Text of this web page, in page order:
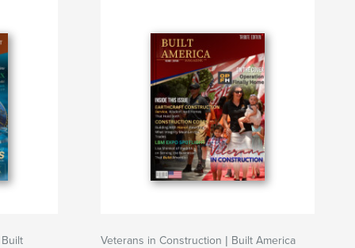
Veterans in Construction | Built America